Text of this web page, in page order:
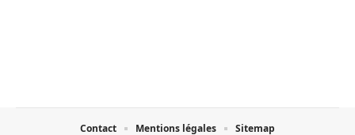
Contact Mentions légales Sitemap